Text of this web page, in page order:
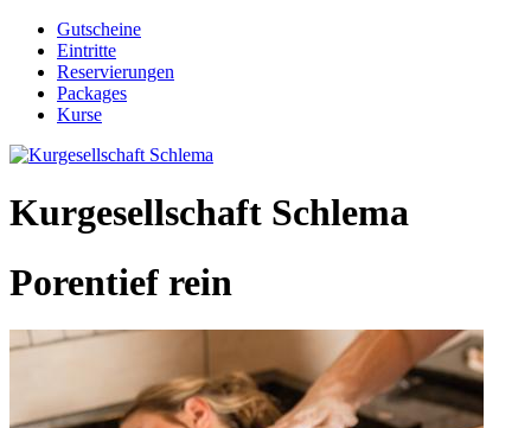
Gutscheine
Eintritte
Reservierungen
Packages
Kurse
Kurgesellschaft Schlema
Porentief rein